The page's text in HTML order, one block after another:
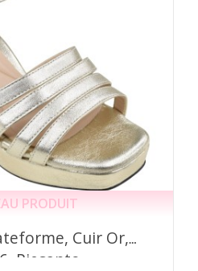
PRODUIT
Cuir Or,
Piesanto